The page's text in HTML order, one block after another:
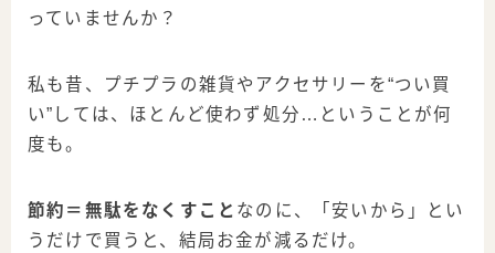
っていませんか？
私も昔、プチプラの雑貨やアクセサリーを“つい買
い”しては、ほとんど使わず処分…ということが何
度も。
節約＝無駄をなくすこと なのに、「安いから」とい
うだけで買うと、結局お金が減るだけ。